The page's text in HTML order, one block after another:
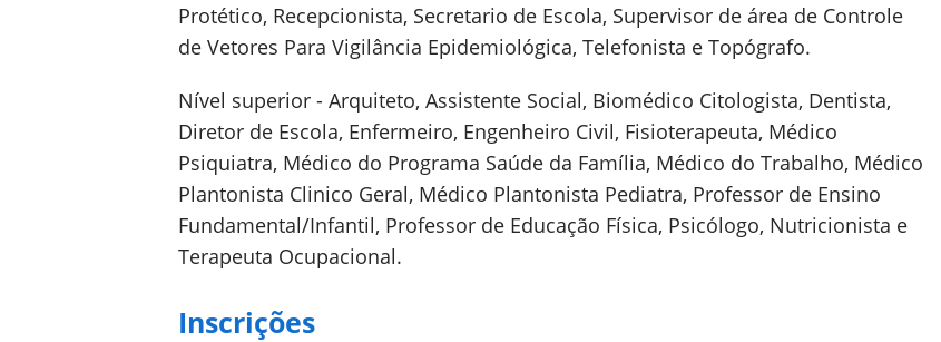
Protético, Recepcionista, Secretario de Escola, Supervisor de área de Controle
de Vetores Para Vigilância Epidemiológica, Telefonista e Topógrafo.
Nível superior - Arquiteto, Assistente Social, Biomédico Citologista, Dentista,
Diretor de Escola, Enfermeiro, Engenheiro Civil, Fisioterapeuta, Médico
Psiquiatra, Médico do Programa Saúde da Família, Médico do Trabalho, Médico
Plantonista Clinico Geral, Médico Plantonista Pediatra, Professor de Ensino
Fundamental/Infantil, Professor de Educação Física, Psicólogo, Nutricionista e
Terapeuta Ocupacional.
Inscrições